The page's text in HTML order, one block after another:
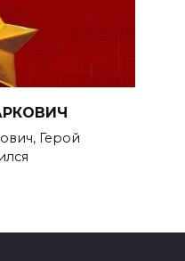
Герой